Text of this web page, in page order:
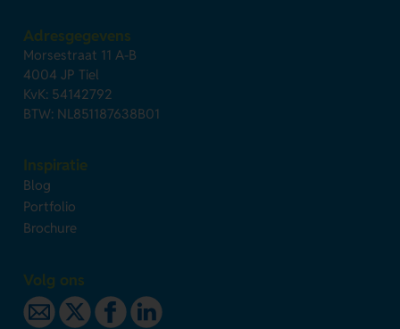
Adresgegevens
Morsestraat 11 A-B
4004 JP Tiel
KvK: 54142792
BTW: NL851187638B01
Inspiratie
Blog
Portfolio
Brochure
Volg ons